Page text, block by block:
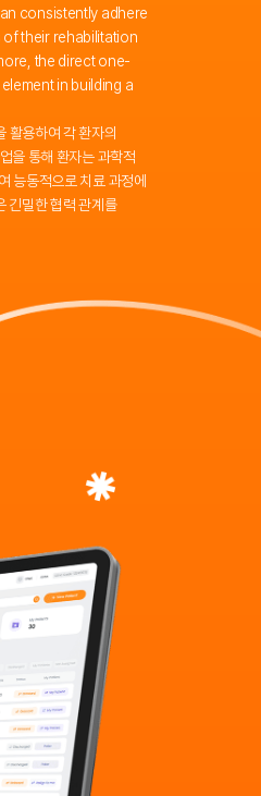
consistently adhere
their rehabilitation
the direct one-
in building a
활용하여 각 환자의
을 통해 환자는 과학적
능동적으로 치료 과정에
긴밀한 협력 관계를